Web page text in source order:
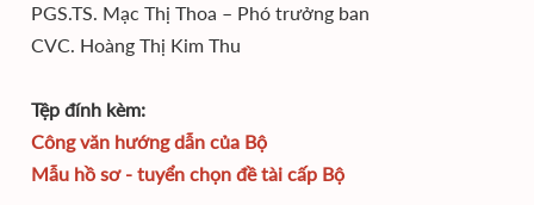
PGS.TS. Mạc Thị Thoa – Phó trưởng ban
CVC. Hoàng Thị Kim Thu
Tệp đính kèm:
Công văn hướng dẫn của Bộ
Mẫu hồ sơ - tuyển chọn đề tài cấp Bộ